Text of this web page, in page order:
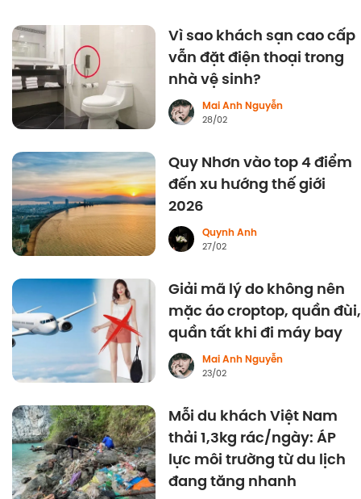
Vì sao khách sạn cao cấp
vẫn đặt điện thoại trong
nhà vệ sinh?
Mai Anh Nguyễn
28/02
Quy Nhơn vào top 4 điểm
đến xu hướng thế giới
2026
Quynh Anh
27/02
Giải mã lý do không nên
mặc áo croptop, quần đùi,
quần tất khi đi máy bay
Mai Anh Nguyễn
23/02
Mỗi du khách Việt Nam
thải 1,3kg rác/ngày: ÁP
lực môi trường từ du lịch
đang tăng nhanh